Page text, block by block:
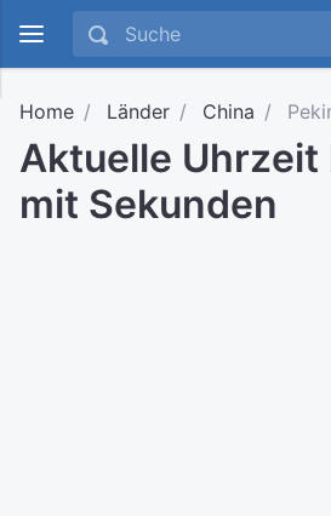
Home Länder China
Aktuelle Uhrzeit
mit Sekunden